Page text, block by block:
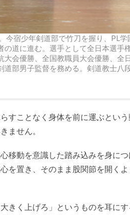
宿少年剣道部で竹刀を握り、PL学
道に進む。選手として全日本選手
会優勝、全国教職員大会優勝、全
部男子監督を務める。剣道教士八
すことなく身体を前に運ぶとい
ません。
移動を意識した踏み込みを身に
を置き、そのまま股関節を開く
きく上げろ」というものを耳に